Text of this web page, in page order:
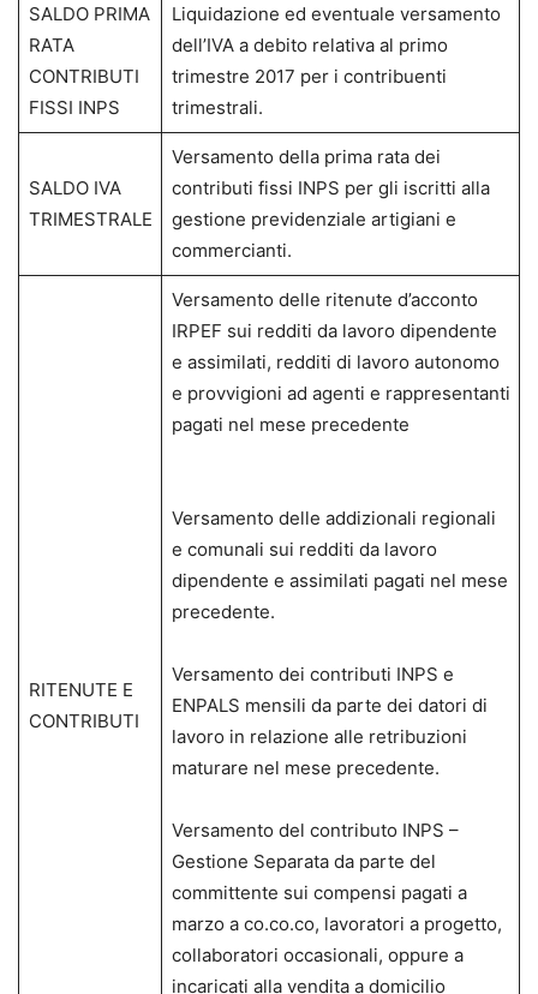
SALDO PRIMA
RATA
CONTRIBUTI
FISSI INPS
Liquidazione ed eventuale versamento
dell’IVA a debito relativa al primo
trimestre 2017 per i contribuenti
trimestrali.
SALDO IVA
TRIMESTRALE
Versamento della prima rata dei
contributi fissi INPS per gli iscritti alla
gestione previdenziale artigiani e
commercianti.
RITENUTE E
CONTRIBUTI
Versamento delle ritenute d’acconto
IRPEF sui redditi da lavoro dipendente
e assimilati, redditi di lavoro autonomo
e provvigioni ad agenti e rappresentanti
pagati nel mese precedente
Versamento delle addizionali regionali
e comunali sui redditi da lavoro
dipendente e assimilati pagati nel mese
precedente.
Versamento dei contributi INPS e
ENPALS mensili da parte dei datori di
lavoro in relazione alle retribuzioni
maturare nel mese precedente.
Versamento del contributo INPS –
Gestione Separata da parte del
committente sui compensi pagati a
marzo a co.co.co, lavoratori a progetto,
collaboratori occasionali, oppure a
incaricati alla vendita a domicilio